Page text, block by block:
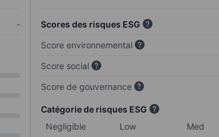
- Scores des risques ESG
Score environnemental
Score social
Score de gouvernance
Catégorie de risques ESG
Negligible
Low Med